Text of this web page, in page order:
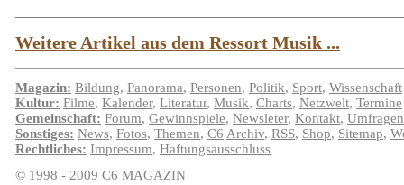
Weitere Artikel aus dem Ressort Musik ...
Magazin: Bildung, Panorama, Personen, Politik, Sport, Wissenschaft
Kultur: Filme, Kalender, Literatur, Musik, Charts, Netzwelt, Termine
Gemeinschaft: Forum, Gewinnspiele, Newsleter, Kontakt, Umfragen
Sonstiges: News, Fotos, Themen, C6 Archiv, RSS, Shop, Sitemap,
Rechtliches: Impressum, Haftungsausschluss
© 1998 - 2009 C6 MAGAZIN